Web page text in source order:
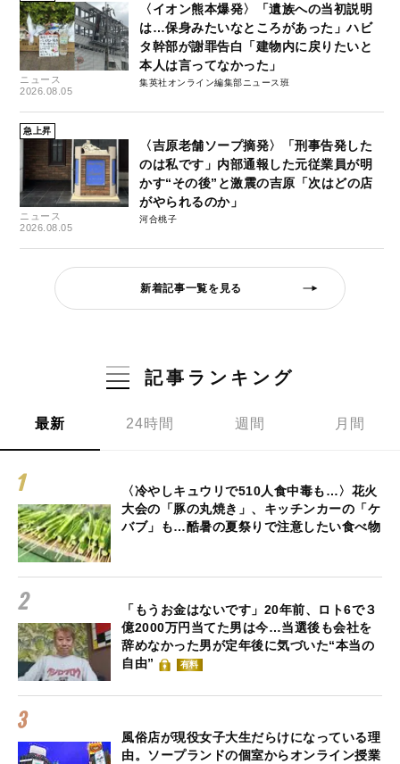
ニュース
2026.08.05
〈イオン熊本爆発〉「遺族への当初説明
は…保身みたいなところがあった」ハビ
タ幹部が謝罪告白「建物内に戻りたいと
本人は言ってなかった」
集英社オンライン編集部ニュース班
急上昇
ニュース
2026.08.05
〈吉原老舗ソープ摘発〉「刑事告発した
のは私です」内部通報した元従業員が明
かす“その後”と激震の吉原「次はどの店
がやられるのか」
河合桃子
新着記事一覧を見る
記事ランキング
最新 24時間 週間 月間
〈冷やしキュウリで510人食中毒も…〉花火
大会の「豚の丸焼き」、キッチンカーの「ケ
バブ」も…酷暑の夏祭りで注意したい食べ物
「もうお金はないです」20年前、ロト6で３
億2000万円当てた男は今…当選後も会社を
辞めなかった男が定年後に気づいた“本当の
自由”
有料
風俗店が現役女子大生だらけになっている理
由。ソープランドの個室からオンライン授業